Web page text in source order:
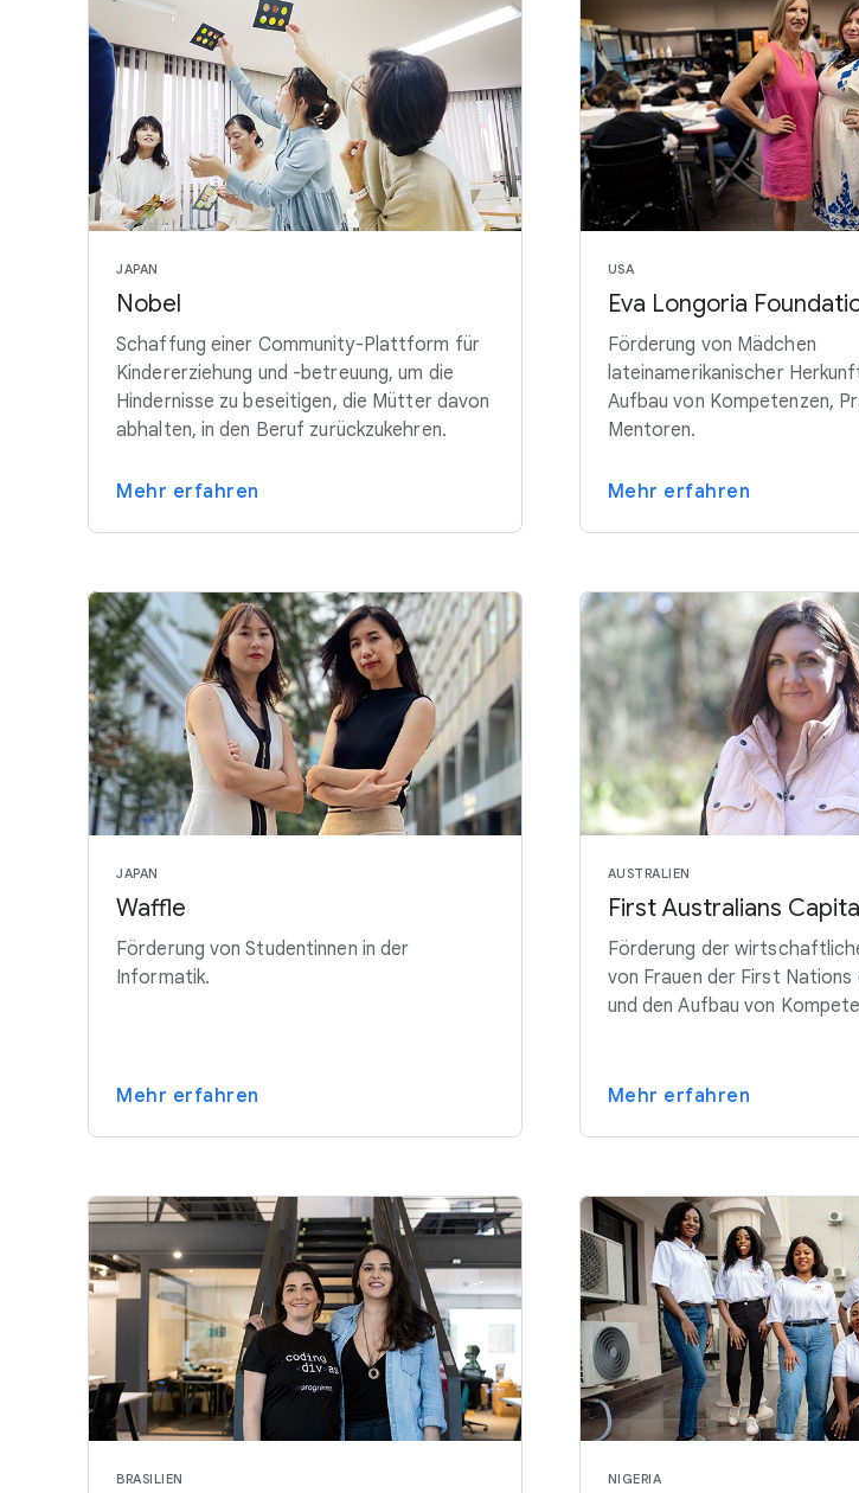
JAPAN
Nobel
Schaffung einer Community-Plattform für
Kindererziehung und -betreuung, um die
Hindernisse zu beseitigen, die Mütter davon
abhalten, in den Beruf zurückzukehren.
Mehr erfahren
USA
Eva Longoria
Förderung von Mädchen
lateinamerikanischer
Aufbau von Kompetenzen,
Mentoren.
Mehr erfahren
JAPAN
Waffle
Förderung von Studentinnen in der
Informatik.
Mehr erfahren
AUSTRALIEN
First Australians
Förderung der
von Frauen der First Nations
und den Aufbau von
Mehr erfahren
BRASILIEN NIGERIA